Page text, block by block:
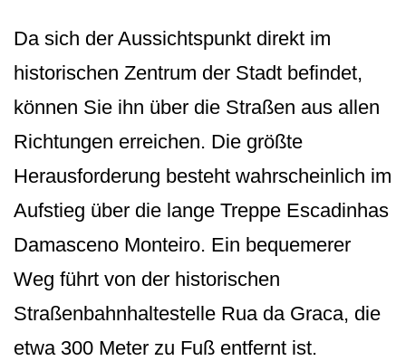
Da sich der Aussichtspunkt direkt im
historischen Zentrum der Stadt befindet,
können Sie ihn über die Straßen aus allen
Richtungen erreichen. Die größte
Herausforderung besteht wahrscheinlich im
Aufstieg über die lange Treppe Escadinhas
Damasceno Monteiro. Ein bequemerer
Weg führt von der historischen
Straßenbahnhal­testelle Rua da Graca, die
etwa 300 Meter zu Fuß entfernt ist.